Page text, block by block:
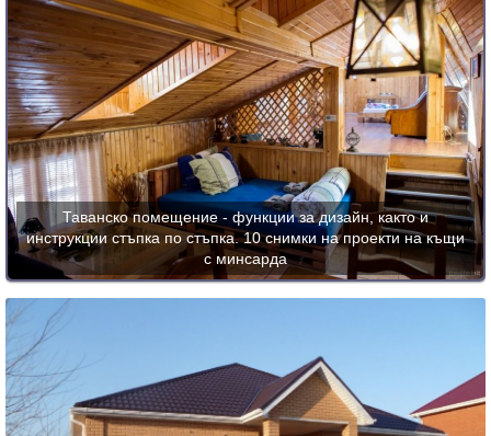
Таванско помещение - функции за дизайн, както и
инструкции стъпка по стъпка. 10 снимки на проекти на къщи
с минсарда